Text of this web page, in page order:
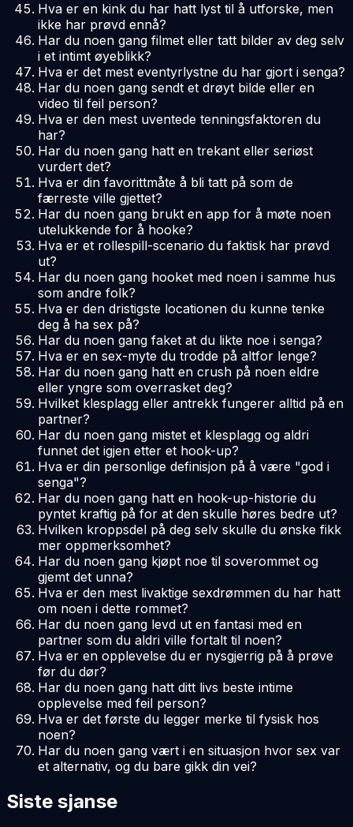
Hva er en kink du har hatt lyst til å utforske, men
ikke har prøvd ennå?
Har du noen gang filmet eller tatt bilder av deg selv
i et intimt øyeblikk?
Hva er det mest eventyrlystne du har gjort i senga?
Har du noen gang sendt et drøyt bilde eller en
video til feil person?
Hva er den mest uventede tenningsfaktoren du
har?
Har du noen gang hatt en trekant eller seriøst
vurdert det?
Hva er din favorittmåte å bli tatt på som de
færreste ville gjettet?
Har du noen gang brukt en app for å møte noen
utelukkende for å hooke?
Hva er et rollespill-scenario du faktisk har prøvd
ut?
Har du noen gang hooket med noen i samme hus
som andre folk?
Hva er den dristigste locationen du kunne tenke
deg å ha sex på?
Har du noen gang faket at du likte noe i senga?
Hva er en sex-myte du trodde på altfor lenge?
Har du noen gang hatt en crush på noen eldre
eller yngre som overrasket deg?
Hvilket klesplagg eller antrekk fungerer alltid på en
partner?
Har du noen gang mistet et klesplagg og aldri
funnet det igjen etter et hook-up?
Hva er din personlige definisjon på å være "god i
senga"?
Har du noen gang hatt en hook-up-historie du
pyntet kraftig på for at den skulle høres bedre ut?
Hvilken kroppsdel på deg selv skulle du ønske fikk
mer oppmerksomhet?
Har du noen gang kjøpt noe til soverommet og
gjemt det unna?
Hva er den mest livaktige sexdrømmen du har hatt
om noen i dette rommet?
Har du noen gang levd ut en fantasi med en
partner som du aldri ville fortalt til noen?
Hva er en opplevelse du er nysgjerrig på å prøve
før du dør?
Har du noen gang hatt ditt livs beste intime
opplevelse med feil person?
Hva er det første du legger merke til fysisk hos
noen?
Har du noen gang vært i en situasjon hvor sex var
et alternativ, og du bare gikk din vei?
Siste sjanse